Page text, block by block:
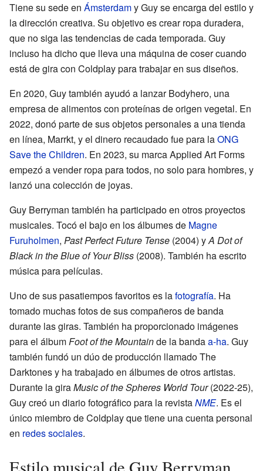
Tiene su sede en Ámsterdamy Guy se encarga del estilo y
la dirección creativa. Su objetivo es crear ropa duradera,
que no siga las tendencias de cada temporada. Guy
incluso ha dicho que lleva una máquina de coser cuando
está de gira con Coldplay para trabajar en sus diseños.
En 2020, Guy también ayudó a lanzar Bodyhero, una
empresa de alimentos con proteínas de origen vegetal. En
2022, donó parte de sus objetos personales a una tienda
en línea, Marrkt, y el dinero recaudado fue para laONG
Save the Children. En 2023, su marca Applied Art Forms
empezó a vender ropa para todos, no solo para hombres, y
lanzó una colección de joyas.
Guy Berryman también ha participado en otros proyectos
musicales. Tocó el bajo en los álbumes de Magne
Furuholmen, Past Perfect Future Tense (2004) yA Dot of
Black in the Blue of Your Bliss (2008). También ha escrito
música para películas.
Uno de sus pasatiempos favoritos es lafotografía. Ha
tomado muchas fotos de sus compañeros de banda
durante las giras. También ha proporcionado imágenes
para el álbumFoot of the Mountainde la bandaa-ha. Guy
también fundó un dúo de producción llamado The
Darktones y ha trabajado en álbumes de otros artistas.
Durante la giraMusic of the Spheres World Tour(2022-25),
Guy creó un diario fotográfico para la revistaNME. Es el
único miembro de Coldplay que tiene una cuenta personal
en redes sociales.